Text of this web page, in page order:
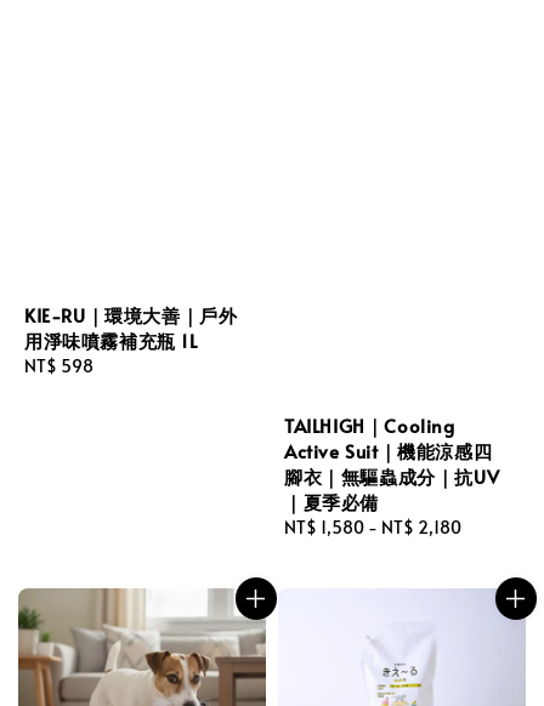
KIE-RU｜環境大善｜戶外
用淨味噴霧補充瓶 1L
Regular
NT$ 598
TAILHIGH｜Cooling
Active Suit｜機能涼感四
腳衣｜無驅蟲成分｜抗UV
｜夏季必備
Regular
NT$ 1,580 - NT$ 2,180